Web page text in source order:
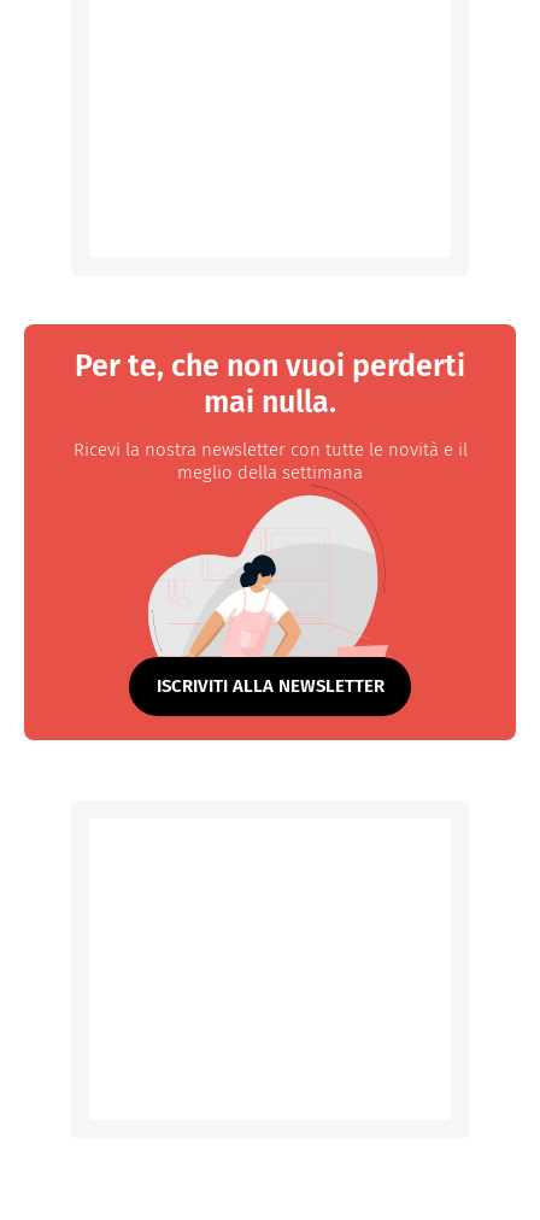
Per te, che non vuoi perderti
mai nulla.
Ricevi la nostra newsletter con tutte le novità e il
meglio della settimana
ISCRIVITI ALLA NEWSLETTER